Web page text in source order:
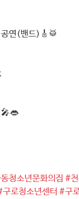
연(밴드)🎸🥁
🎤👄
청소년문화의집 #
구로청소년센터 #구